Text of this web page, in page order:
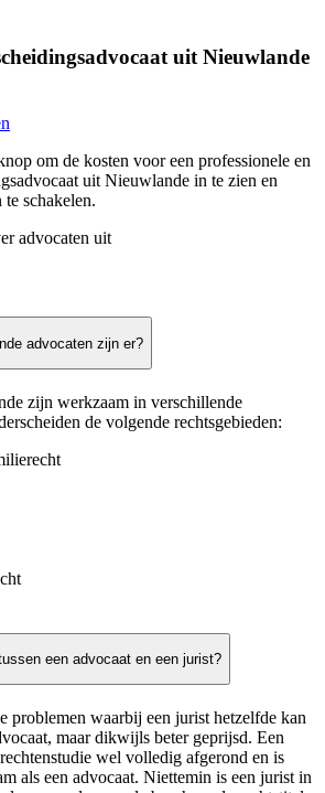
uit Nieuwlande
om de kosten voor een professionele en
uit Nieuwlande in te zien en
schakelen.
advocaten uit
advocaten zijn er?
zijn werkzaam in verschillende
de volgende rechtsgebieden:
een advocaat en een jurist?
problemen waarbij een jurist hetzelfde kan
maar dikwijls beter geprijsd. Een
wel volledig afgerond en is
als een advocaat. Niettemin is een jurist in